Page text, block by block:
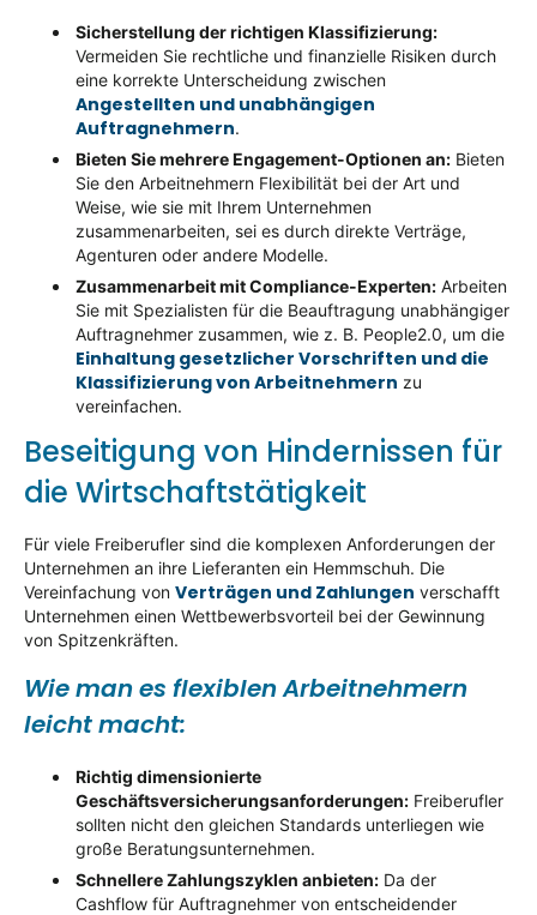
Sicherstellung der richtigen Klassifizierung:
Vermeiden Sie rechtliche und finanzielle Risiken durch
eine korrekte Unterscheidung zwischen
Angestellten und unabhängigen
Auftragnehmern.
Bieten Sie mehrere Engagement-Optionen an: Bieten
Sie den Arbeitnehmern Flexibilität bei der Art und
Weise, wie sie mit Ihrem Unternehmen
zusammenarbeiten, sei es durch direkte Verträge,
Agenturen oder andere Modelle.
Zusammenarbeit mit Compliance-Experten: Arbeiten
Sie mit Spezialisten für die Beauftragung unabhängiger
Auftragnehmer zusammen, wie z. B. People2.0, um die
Einhaltung gesetzlicher Vorschriften und die
Klassifizierung von Arbeitnehmern zu
vereinfachen.
Beseitigung von Hindernissen für
die Wirtschaftstätigkeit
Für viele Freiberufler sind die komplexen Anforderungen der
Unternehmen an ihre Lieferanten ein Hemmschuh. Die
Vereinfachung von Verträgen und Zahlungen verschafft
Unternehmen einen Wettbewerbsvorteil bei der Gewinnung
von Spitzenkräften.
Wie man es flexiblen Arbeitnehmern
leicht macht:
Richtig dimensionierte
Geschäftsversicherungsanforderungen: Freiberufler
sollten nicht den gleichen Standards unterliegen wie
große Beratungsunternehmen.
Schnellere Zahlungszyklen anbieten: Da der
Cashflow für Auftragnehmer von entscheidender